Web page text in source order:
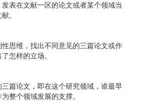
表在文献一区的论文或者某个领域当
。
思维，找出不同意见的三篇论文或作
怎样的立场。
篇论文，即在这个研究领域，谁最早
整个领域发展的支撑。